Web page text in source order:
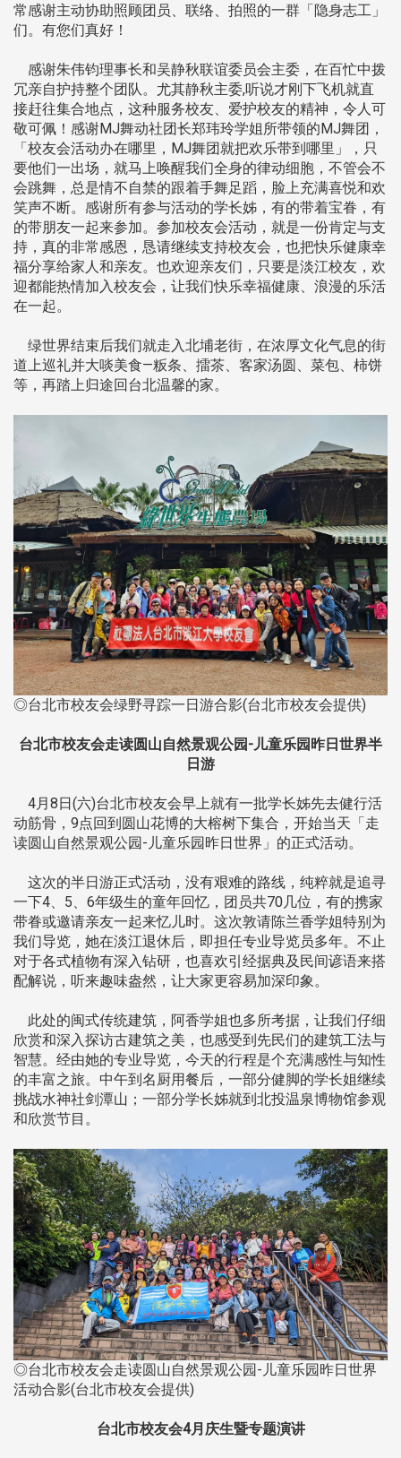
常感谢主动协助照顾团员、联络、拍照的一群「隐身志工」
们。有您们真好！
感谢朱伟钧理事长和吴静秋联谊委员会主委，在百忙中拨
冗亲自护持整个团队。尤其静秋主委,听说才刚下飞机就直
接赶往集合地点，这种服务校友、爱护校友的精神，令人可
敬可佩！感谢MJ舞动社团长郑玮玲学姐所带领的MJ舞团，
「校友会活动办在哪里，MJ舞团就把欢乐带到哪里」，只
要他们一出场，就马上唤醒我们全身的律动细胞，不管会不
会跳舞，总是情不自禁的跟着手舞足蹈，脸上充满喜悦和欢
笑声不断。感谢所有参与活动的学长姊，有的带着宝眷，有
的带朋友一起来参加。参加校友会活动，就是一份肯定与支
持，真的非常感恩，恳请继续支持校友会，也把快乐健康幸
福分享给家人和亲友。也欢迎亲友们，只要是淡江校友，欢
迎都能热情加入校友会，让我们快乐幸福健康、浪漫的乐活
在一起。
绿世界结束后我们就走入北埔老街，在浓厚文化气息的街
道上巡礼并大啖美食—粄条、擂茶、客家汤圆、菜包、柿饼
等，再踏上归途回台北温馨的家。
◎台北市校友会绿野寻踪一日游合影(台北市校友会提供)
台北市校友会走读圆山自然景观公园-儿童乐园昨日世界半
日游
4月8日(六)台北市校友会早上就有一批学长姊先去健行活
动筋骨，9点回到圆山花博的大榕树下集合，开始当天「走
读圆山自然景观公园-儿童乐园昨日世界」的正式活动。
这次的半日游正式活动，没有艰难的路线，纯粹就是追寻
一下4、5、6年级生的童年回忆，团员共70几位，有的携家
带眷或邀请亲友一起来忆儿时。这次敦请陈兰香学姐特别为
我们导览，她在淡江退休后，即担任专业导览员多年。不止
对于各式植物有深入钻研，也喜欢引经据典及民间谚语来搭
配解说，听来趣味盎然，让大家更容易加深印象。
此处的闽式传统建筑，阿香学姐也多所考据，让我们仔细
欣赏和深入探访古建筑之美，也感受到先民们的建筑工法与
智慧。经由她的专业导览，今天的行程是个充满感性与知性
的丰富之旅。中午到名厨用餐后，一部分健脚的学长姐继续
挑战水神社剑潭山；一部分学长姊就到北投温泉博物馆参观
和欣赏节目。
◎台北市校友会走读圆山自然景观公园-儿童乐园昨日世界
活动合影(台北市校友会提供)
台北市校友会4月庆生暨专题演讲